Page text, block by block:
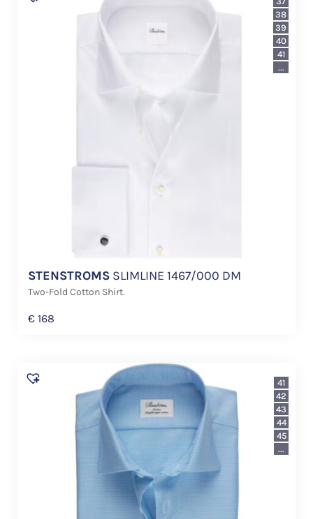
STENSTROMS SLIMLINE 1467/000 DM
Two-Fold Cotton Shirt.
€ 168
38
39
40
41
...
41
42
43
44
45
...